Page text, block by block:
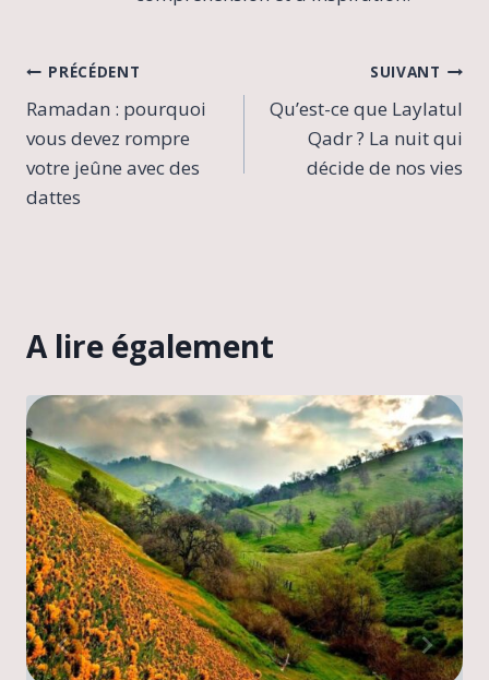
Navigation
de
l’article
PRÉCÉDENT
Ramadan : pourquoi
vous devez rompre
votre jeûne avec des
dattes
SUIVANT
Qu’est-ce que Laylatul
Qadr ? La nuit qui
décide de nos vies
A lire également